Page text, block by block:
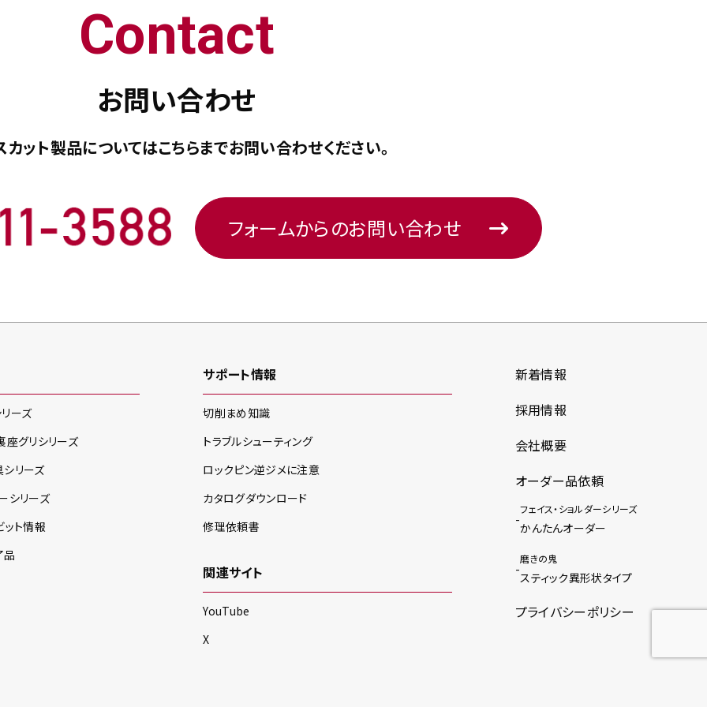
Contact
お問い合わせ
カット製品についてはこちらまでお問い合わせください。
フォームからのお問い合わせ
ーズ
座グリシリーズ
シリーズ
シリーズ
ット情報
品
サポート情報
切削まめ知識
トラブルシューティング
ロックピン逆ジメに注意
カタログダウンロード
修理依頼書
関連サイト
YouTube
X
新着情報
採用情報
会社概要
オーダー品依頼
フェイス・ショルダーシリーズ
かんたんオーダー
磨きの鬼
スティック異形状タイプ
プライバシーポリシー